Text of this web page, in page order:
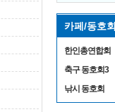
카페/동호회
한인총연합회
축구 동호회3
낚시 동호회